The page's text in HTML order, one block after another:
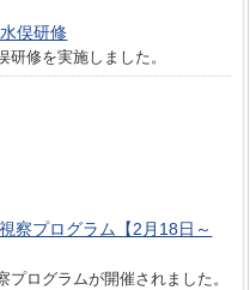
俣研修
修を実施しました。
察プログラム【2月18日～
ログラムが開催されました。